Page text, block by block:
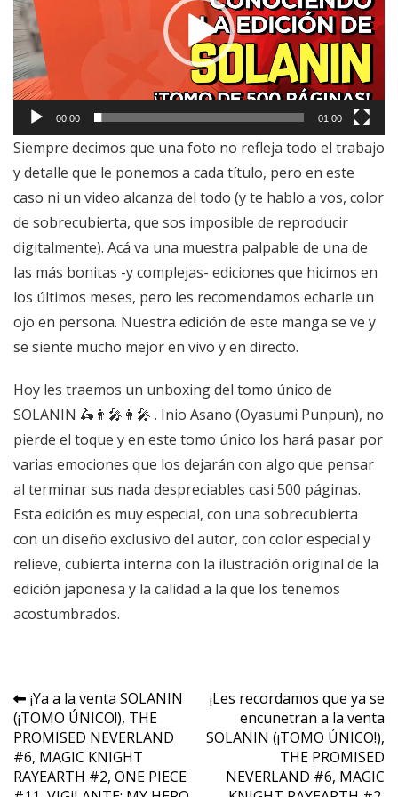
00:00 01:00
Siempre decimos que una foto no refleja todo el trabajo
y detalle que le ponemos a cada título, pero en este
caso ni un video alcanza del todo (y te hablo a vos, color
de sobrecubierta, que sos imposible de reproducir
digitalmente). Acá va una muestra palpable de una de
las más bonitas -y complejas- ediciones que hicimos en
los últimos meses, pero les recomendamos echarle un
ojo en persona. Nuestra edición de este manga se ve y
se siente mucho mejor en vivo y en directo.
Hoy les traemos un unboxing del tomo único de
SOLANIN 🛵 👨‍🎤 👩‍🎤 . Inio Asano (Oyasumi Punpun), no
pierde el toque y en este tomo único los hará pasar por
varias emociones que los dejarán con algo que pensar
al terminar sus nada despreciables casi 500 páginas.
Esta edición es muy especial, con una sobrecubierta
con un diseño exclusivo del autor, con color especial y
relieve, cubierta interna con la ilustración original de la
edición japonesa y la calidad a la que los tenemos
acostumbrados.
Navegación
de
entradas
¡Ya a la venta SOLANIN
(¡TOMO ÚNICO!), THE
PROMISED NEVERLAND
#6, MAGIC KNIGHT
RAYEARTH #2, ONE PIECE
¡Les recordamos que ya se
encunetran a la venta
SOLANIN (¡TOMO ÚNICO!),
THE PROMISED
NEVERLAND #6, MAGIC